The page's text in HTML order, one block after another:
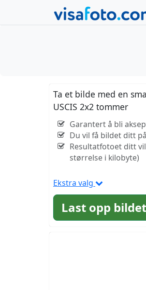
Ta et bilde med en
USCIS 2x2 tommer
Garantert å bli
Du vil få bildet ditt
Resultatfotoet ditt
størrelse i kilobyte)
Ekstra valg
Last opp